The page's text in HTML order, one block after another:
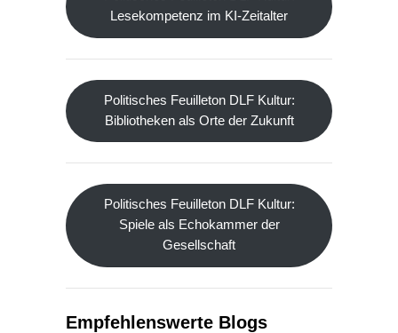
Lesekompetenz im KI-Zeitalter
Politisches Feuilleton DLF Kultur:
Bibliotheken als Orte der Zukunft
Politisches Feuilleton DLF Kultur:
Spiele als Echokammer der
Gesellschaft
Empfehlenswerte Blogs